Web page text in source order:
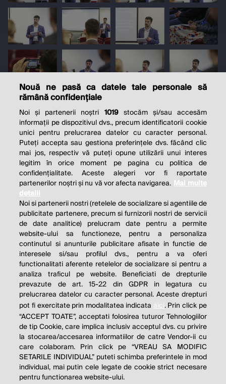
Nouă ne pasă ca datele tale personale să
rămână confidențiale
Noi și partenerii noștri 1019stocăm și/sau accesăm
informații pe dispozitivul dvs., precum identificatorii cookie
unici pentru prelucrarea datelor cu caracter personal.
Puteți accepta sau gestiona preferințele dvs. făcând clic
mai jos, respectiv vă puteți opune utilizării unui interes
legitim în orice moment pe pagina cu politica de
confidențialitate. Aceste alegeri vor fi raportate
partenerilor noștri și nu vă vor afecta navigarea. Mai multe
detalii
Noi si partenerii nostri (retelele de socializare si agentiile de
publicitate partenere, precum si furnizorii nostri de servicii
de date analitice) prelucram date pentru a permite
website-ului sa functioneze, pentru a personaliza
continutul si anunturile publicitare afisate in functie de
interesele si/sau profilul dvs., pentru a va oferi
functionalitati aferente retelelor de socializare si pentru a
analiza traficul pe website. Beneficiati de drepturile
prevazute de art. 15-22 din GDPR in legatura cu
prelucrarea datelor cu caracter personal. Aceste drepturi
pot fi exercitate prin modalitatea indicata aici. Prin click pe
“ACCEPT TOATE”, acceptati folosirea tuturor Tehnologiilor
de tip Cookie, care implica inclusiv acceptul dvs. cu privire
la stocarea/accesarea informatiilor de catre Vendor-ii cu
care colaboram. Prin click pe “VREAU SA MODIFIC
SETARILE INDIVIDUAL” puteti schimba preferintele in mod
individual, mai putin cele legate de cookie strict necesare
pentru functionarea website-ului.